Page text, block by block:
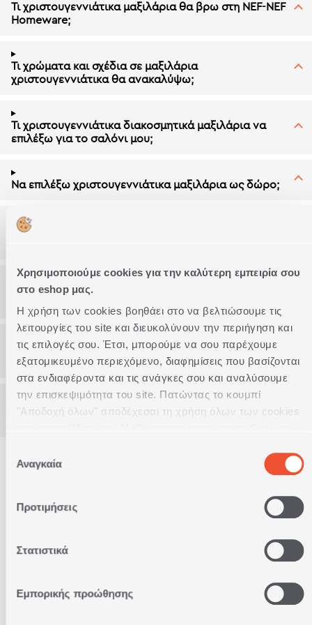
Χρησιμοποιούμε cookies για την καλύτερη εμπειρία σου
στο eshop μας.
Η χρήση των cookies βοηθάει στο να βελτιώσουμε τις
λειτουργίες του site και διευκολύνουν την περιήγηση και
τις επιλογές σου. Έτσι, μπορούμε να σου παρέχουμε
εξατομικευμένο περιεχόμενο, διαφημίσεις που βασίζονται
στα ενδιαφέροντα και τις ανάγκες σου και αναλύσουμε
την επισκεψιμότητα του site. Πατώντας το κουμπί
"Αποδοχή όλων" αποδέχεσαι τη χρήση όλων των cookies
"Προσαρμογή".
συγκατάθεσης
Αναγκαία
Προτιμήσεις
Στατιστικά
Εμπορικής προώθησης
Τι χριστουγεννιάτικα μαξιλάρια θα βρω στη NEF-NEF
Homeware;
Τι χρώματα και σχέδια σε μαξιλάρια
χριστουγεννιάτικα θα ανακαλύψω;
Τι χριστουγεννιάτικα διακοσμητικά μαξιλάρια να
επιλέξω για το σαλόνι μου;
Να επιλέξω χριστουγεννιάτικα μαξιλάρια ως δώρο;
Πώς μπορώ να διακοσμήσω το σαλόνι μου με
Ποια είναι τα διαθέσιμα μεγέθη σε
Πως μπορώ να πλύνω τα χριστουγεννιάτικα
διακοσμητικά μαξιλάρια;
Μπορώ να συνδυάσω μαξιλάρια με